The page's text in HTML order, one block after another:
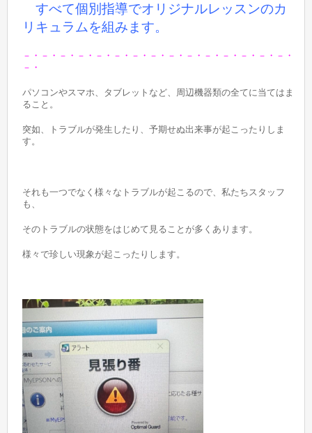
すべて個別指導でオリジナルレッスンのカ
リキュラムを組みます。
－・－・－・－・－・－・－・－・－・－・－・－・－・－・－・
－・
パソコンやスマホ、タブレットなど、周辺機器類の全てに当てはま
ること。
突如、トラブルが発生したり、予期せぬ出来事が起こったりしま
す。
それも一つでなく様々なトラブルが起こるので、私たちスタッフ
も、
そのトラブルの状態をはじめて見ることが多くあります。
様々で珍しい現象が起こったりします。